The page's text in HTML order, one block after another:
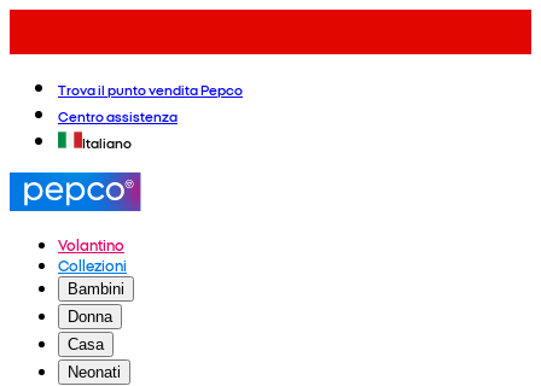
Trova il punto vendita Pepco
Centro assistenza
Italiano
Volantino
Collezioni
Bambini
Donna
Casa
Neonati